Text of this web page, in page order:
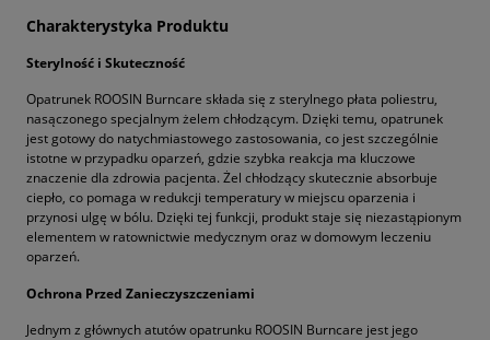
Charakterystyka Produktu
Sterylność i Skuteczność
Opatrunek ROOSIN Burncare składa się z sterylnego płata poliestru,
nasączonego specjalnym żelem chłodzącym. Dzięki temu, opatrunek
jest gotowy do natychmiastowego zastosowania, co jest szczególnie
istotne w przypadku oparzeń, gdzie szybka reakcja ma kluczowe
znaczenie dla zdrowia pacjenta. Żel chłodzący skutecznie absorbuje
ciepło, co pomaga w redukcji temperatury w miejscu oparzenia i
przynosi ulgę w bólu. Dzięki tej funkcji, produkt staje się niezastąpionym
elementem w ratownictwie medycznym oraz w domowym leczeniu
oparzeń.
Ochrona Przed Zanieczyszczeniami
Jednym z głównych atutów opatrunku ROOSIN Burncare jest jego